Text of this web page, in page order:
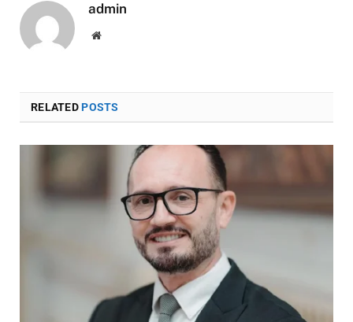
admin
Website
RELATEDPOSTS